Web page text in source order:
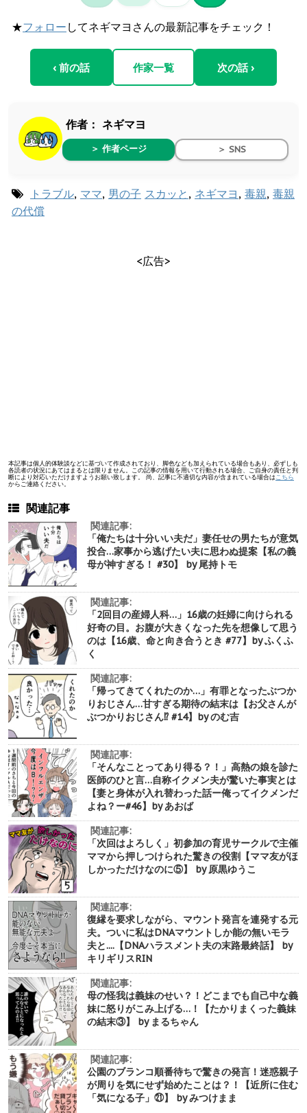
★フォロー してネギマヨさんの最新記事をチェック！
‹ 前の話 作家一覧 次の話 ›
作者： ネギマヨ
＞ 作者ページ ＞ SNS
トラブル, ママ, 男の子 スカッと , ネギマヨ , 毒親, 毒親
の代償
<広告>
本記事は個人的体験談などに基づいて作成されており、脚色なども加えられている場合もあり、必ずしも
各読者の状況にあてはまるとは限りません。この記事の情報を用いて行動される場合、ご自身の責任と判
断により対応いただけますようお願い致します。 尚、記事に不適切な内容が含まれている場合は こちら
からご連絡ください。
関連記事
関連記事:
「俺たちは十分いい夫だ」妻任せの男たちが意気
投合…家事から逃げたい夫に思わぬ提案【私の義
母が神すぎる！ #30】 by 尾持トモ
関連記事:
「2回目の産婦人科…」16歳の妊婦に向けられる
好奇の目。お腹が大きくなった先を想像して思う
のは【16歳、命と向き合うとき #77】by ふくふ
く
関連記事:
「帰ってきてくれたのか…」有罪となったぶつか
りおじさん…甘すぎる期待の結末は【お父さんが
ぶつかりおじさん⁉︎ #14】by のむ吉
関連記事:
「そんなことってあり得る？！」高熱の娘を診た
医師のひと言…自称イクメン夫が驚いた事実とは
【妻と身体が入れ替わった話ー俺ってイクメンだ
よね？ー#46】by あおば
関連記事:
「次回はよろしく」初参加の育児サークルで主催
ママから押しつけられた驚きの役割【ママ友がほ
しかっただけなのに⑤】 by 原黒ゆうこ
関連記事:
復縁を要求しながら、マウント発言を連発する元
夫。ついに私はDNAマウントしか能の無いモラ
夫と....【DNAハラスメント夫の末路最終話】 by
キリギリスRIN
関連記事:
母の怪我は義妹のせい？！どこまでも自己中な義
妹に怒りがこみ上げる…！【たかりまくった義妹
の結末③】 by まるちゃん
関連記事:
公園のブランコ順番待ちで驚きの発言！迷惑親子
が周りを気にせず始めたことは？！【近所に住む
「気になる子」㉑】 by みつけまま